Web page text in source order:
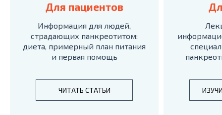
Для пациентов
Информация для людей,
страдающих панкреотитом:
диета, примерный план питания
и первая помощь
ЧИТАТЬ СТАТЬИ